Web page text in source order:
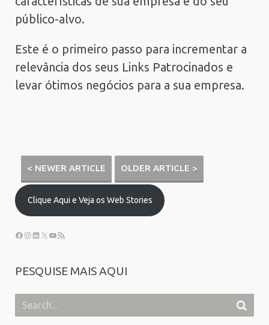
público-alvo.
Este é o primeiro passo para incrementar a
relevância dos seus Links Patrocinados e
levar ótimos negócios para a sua empresa.
< NEWER ARTICLE OLDER ARTICLE >
Clique Aqui e Veja os Web Stories
PESQUISE MAIS AQUI